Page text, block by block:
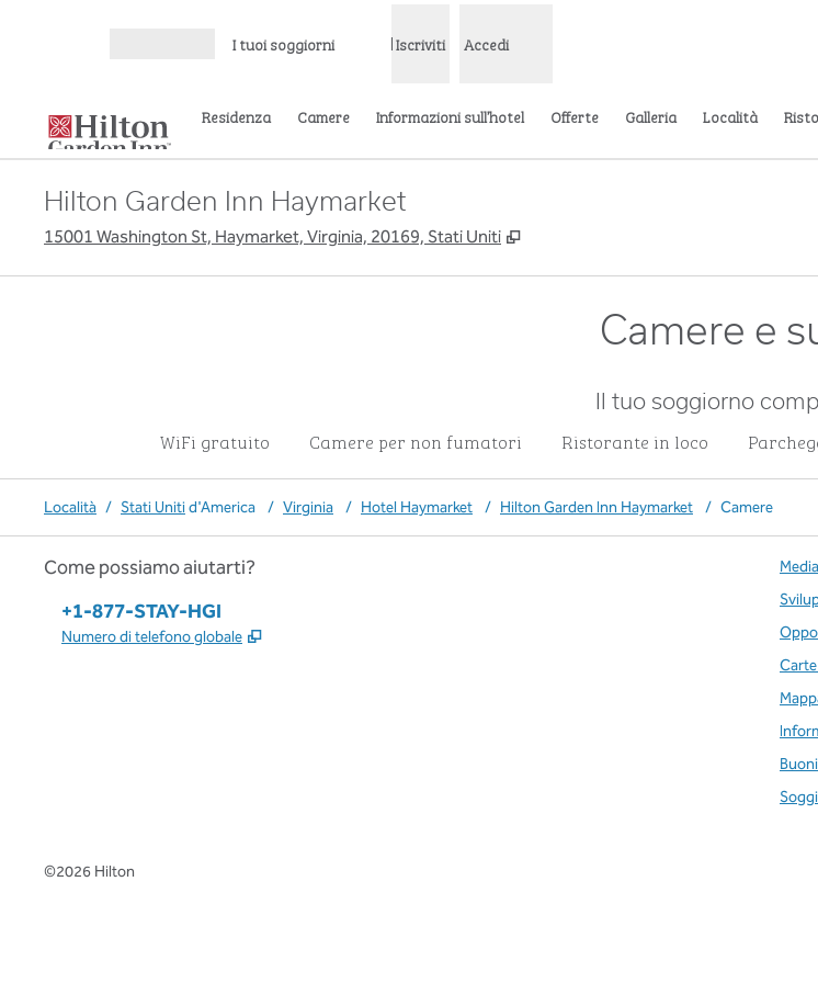
I tuoi soggiorni Iscriviti Accedi
Residenza Camere Informazioni sull’hotel Offerte Galleria Località
Hilton Garden Inn Haymarket
15001 Washington St, Haymarket, Virginia, 20169, Stati Uniti ,
Camere e
Il tuo soggiorno
WiFi gratuito Camere per non fumatori Ristorante in loco
Località / Stati Uniti d'America / Virginia / Hotel Haymarket / Hilton Garden Inn Haymarket / Camere
Come possiamo aiutarti?
Telefono:
+1-877-STAY-HGI
Numero di telefono globale ,
Media
©2026 Hilton